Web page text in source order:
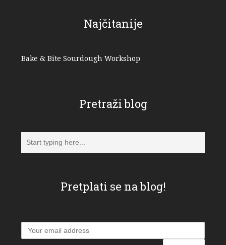
Najčitanije
Bake & Bite Sourdough Workshop
Pretraži blog
Pretplati se na blog!